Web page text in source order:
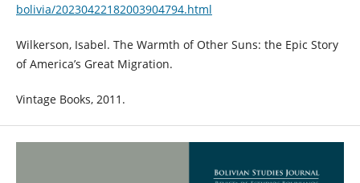
bolivia/20230422182003904794.html
Wilkerson, Isabel. The Warmth of Other Suns: the Epic Story
of America’s Great Migration.
Vintage Books, 2011.